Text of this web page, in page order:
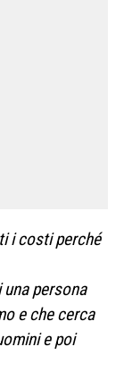
i costi perché
persona
e che cerca
e poi